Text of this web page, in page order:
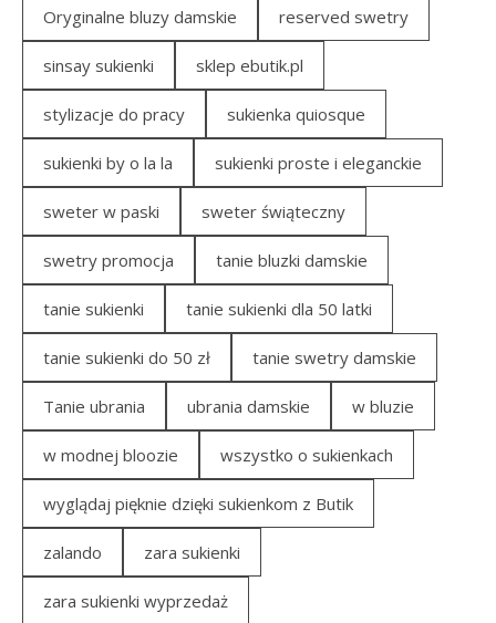
Oryginalne bluzy damskie reserved swetry
sinsay sukienki sklep ebutik.pl
stylizacje do pracy sukienka quiosque
sukienki by o la la sukienki proste i eleganckie
sweter w paski sweter świąteczny
swetry promocja tanie bluzki damskie
tanie sukienki tanie sukienki dla 50 latki
tanie sukienki do 50 zł tanie swetry damskie
Tanie ubrania ubrania damskie w bluzie
w modnej bloozie wszystko o sukienkach
wyglądaj pięknie dzięki sukienkom z Butik
zalando zara sukienki
zara sukienki wyprzedaż